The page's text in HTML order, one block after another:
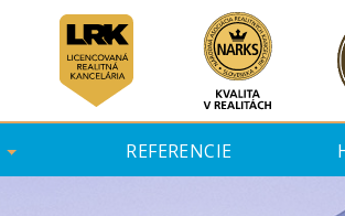
REFERENCIE